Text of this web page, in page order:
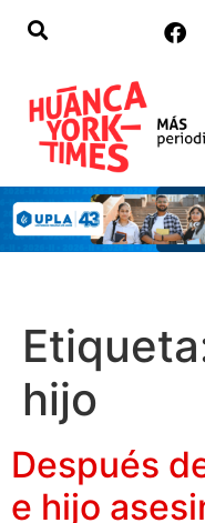
hijo
Después
e hijo